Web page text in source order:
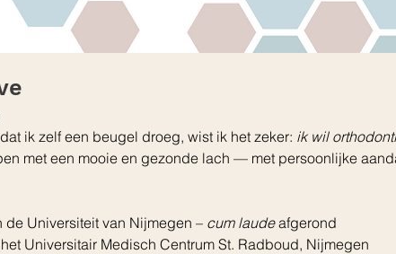
ik zelf een beugel droeg, wist ik het zeker: ik wil
met een mooie en gezonde lach — met persoonlijke
Universiteit van Nijmegen – cum laude afgerond
Universitair Medisch Centrum St. Radboud, Nijmegen